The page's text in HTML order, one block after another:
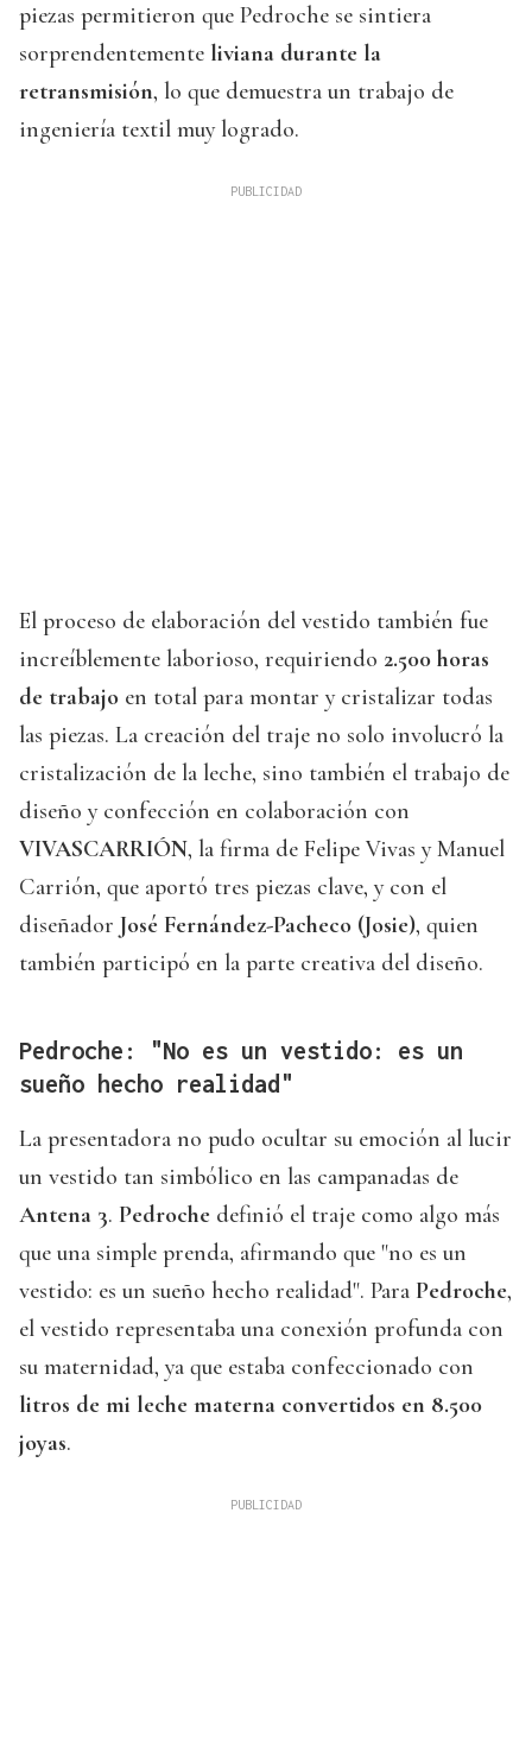
piezas permitieron que Pedroche se sintiera
sorprendentemente liviana durante la
retransmisión, lo que demuestra un trabajo de
ingeniería textil muy logrado.
El proceso de elaboración del vestido también fue
increíblemente laborioso, requiriendo 2.500 horas
de trabajo en total para montar y cristalizar todas
las piezas. La creación del traje no solo involucró la
cristalización de la leche, sino también el trabajo de
diseño y confección en colaboración con
VIVASCARRIÓN, la firma de Felipe Vivas y Manuel
Carrión, que aportó tres piezas clave, y con el
diseñador José Fernández-Pacheco (Josie), quien
también participó en la parte creativa del diseño.
Pedroche: "No es un vestido: es un
sueño hecho realidad"
La presentadora no pudo ocultar su emoción al lucir
un vestido tan simbólico en las campanadas de
Antena 3. Pedroche definió el traje como algo más
que una simple prenda, afirmando que "no es un
vestido: es un sueño hecho realidad". Para Pedroche,
el vestido representaba una conexión profunda con
su maternidad, ya que estaba confeccionado con
litros de mi leche materna convertidos en 8.500
joyas.